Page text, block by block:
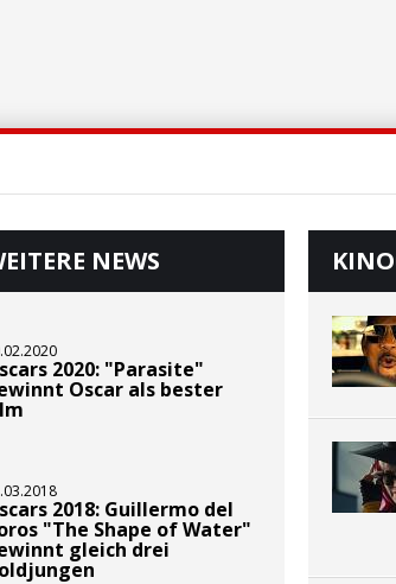
NEWS
2020: "Parasite"
Oscar als bester
2018: Guillermo del
"The Shape of Water"
gleich drei